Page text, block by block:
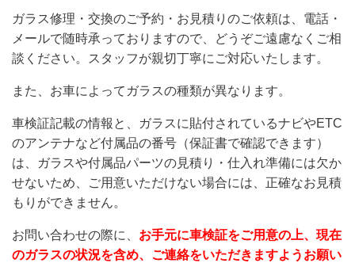
ガラス修理・交換のご予約・お見積りのご依頼は、電話・
メールで随時承っておりますので、どうぞご遠慮なくご相
談ください。スタッフが親切丁寧にご対応いたします。
また、お車によってガラスの種類が異なります。
車検証記載の情報と、ガラスに貼付されているナビやETC
のアンテナなど付属品の番号（保証書で確認できます）
は、ガラスや付属品パーツの見積り・仕入れ準備には欠か
せないため、ご用意いただけない場合には、正確なお見積
もりができません。
お問い合わせの際に、 お手元に車検証をご用意の上、現在
のガラスの状況を含め、ご連絡をいただきますようお願い